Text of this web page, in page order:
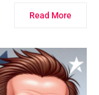
Read More